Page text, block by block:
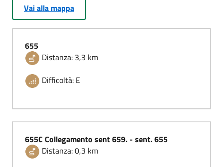
Vai alla mappa
655
Distanza: 3,3 km
Difficoltà: E
655C Collegamento sent 659. - sent. 655
Distanza: 0,3 km